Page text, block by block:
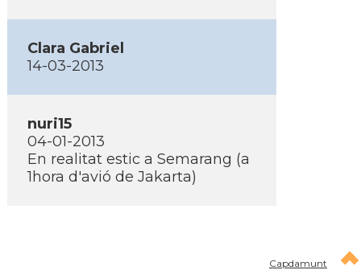
Clara Gabriel
14-03-2013
nuri15
04-01-2013
En realitat estic a Semarang (a
1hora d'avió de Jakarta)
Capdamunt